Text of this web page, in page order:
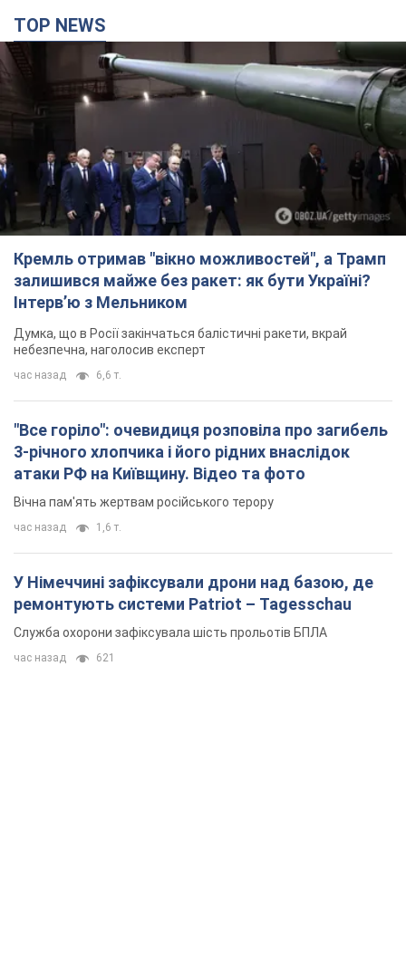
TOP NEWS
Кремль отримав "вікно можливостей", а Трамп
залишився майже без ракет: як бути Україні?
Інтерв’ю з Мельником
Думка, що в Росії закінчаться балістичні ракети, вкрай
небезпечна, наголосив експерт
час назад 6,6 т.
"Все горіло": очевидиця розповіла про загибель
3-річного хлопчика і його рідних внаслідок
атаки РФ на Київщину. Відео та фото
Вічна пам'ять жертвам російського терору
час назад 1,6 т.
У Німеччині зафіксували дрони над базою, де
ремонтують системи Patriot – Tagesschau
Служба охорони зафіксувала шість прольотів БПЛА
час назад 621